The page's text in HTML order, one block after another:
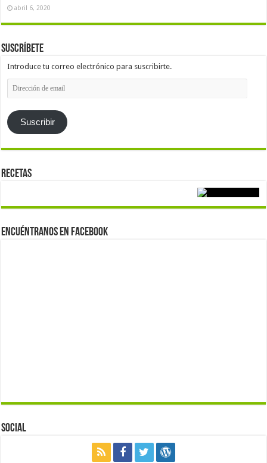
abril 6, 2020
Suscríbete
Introduce tu correo electrónico para suscribirte.
Dirección
de
Suscribir
Recetas
Encuéntranos en Facebook
Social